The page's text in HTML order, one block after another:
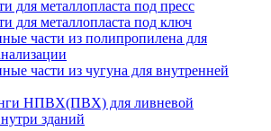
для металлопласта под пресс
для металлопласта под ключ
части из полипропилена для
части из чугуна для внутренней
НПВХ(ПВХ) для ливневой
зданий